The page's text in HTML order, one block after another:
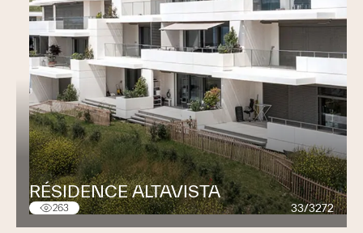
RÉSIDENCE ALTAVISTA
263 33/3272